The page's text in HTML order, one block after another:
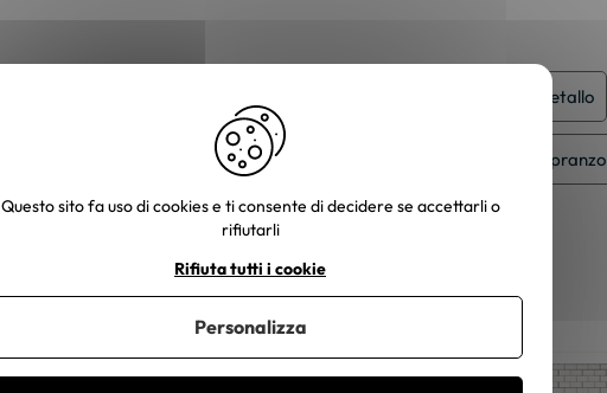
Mobili in metallo
Sgabello Sgabello da cucina Sgabello da pranzo
Questo sito fa uso di cookies e ti consente di decidere se accettarli o
rifiutarli
Rifiuta tutti i cookie
Personalizza